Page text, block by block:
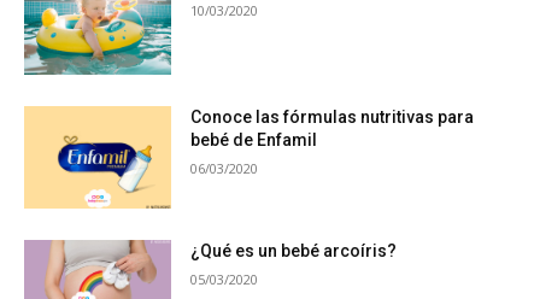
10/03/2020
Conoce las fórmulas nutritivas para
bebé de Enfamil
06/03/2020
¿Qué es un bebé arcoíris?
05/03/2020